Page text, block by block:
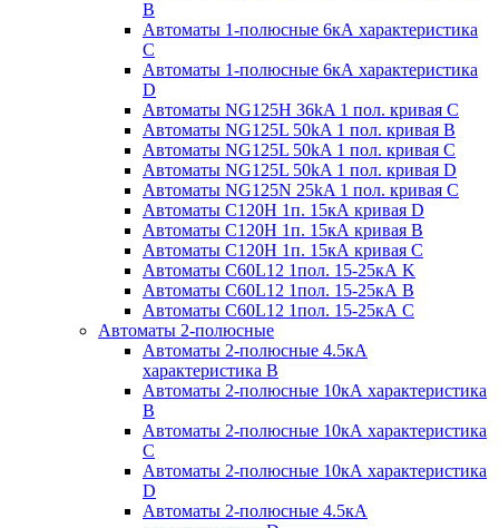
B
Автоматы 1-полюсные 6кА характеристика
C
Автоматы 1-полюсные 6кА характеристика
D
Автоматы NG125H 36kA 1 пол. кривая C
Автоматы NG125L 50kA 1 пол. кривая B
Автоматы NG125L 50kA 1 пол. кривая C
Автоматы NG125L 50kA 1 пол. кривая D
Автоматы NG125N 25kA 1 пол. кривая C
Автоматы С120H 1п. 15кА кривая D
Автоматы С120H 1п. 15кА кривая В
Автоматы С120H 1п. 15кА кривая С
Автоматы С60L12 1пол. 15-25кА K
Автоматы С60L12 1пол. 15-25кА В
Автоматы С60L12 1пол. 15-25кА С
Автоматы 2-полюсные
Автоматы 2-полюсные 4.5кА
характеристика В
Автоматы 2-полюсные 10кА характеристика
B
Автоматы 2-полюсные 10кА характеристика
C
Автоматы 2-полюсные 10кА характеристика
D
Автоматы 2-полюсные 4.5кА